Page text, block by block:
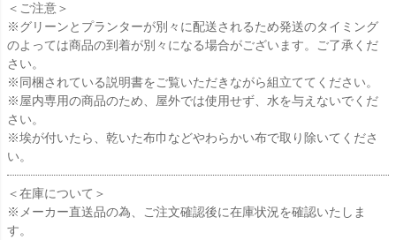
＜ご注意＞
※グリーンとプランターが別々に配送されるため発送のタイミング
のよっては商品の到着が別々になる場合がございます。ご了承くだ
さい。
※同梱されている説明書をご覧いただきながら組立ててください。
※屋内専用の商品のため、屋外では使用せず、水を与えないでくだ
さい。
※埃が付いたら、乾いた布巾などやわらかい布で取り除いてくださ
い。
＜在庫について＞
※メーカー直送品の為、ご注文確認後に在庫状況を確認いたしま
す。